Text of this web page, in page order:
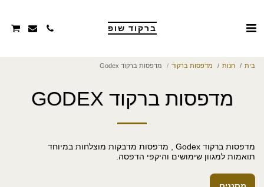
ברקוד שופ
בית חנות מדפסות ברקוד מדפסות ברקוד Godex
מדפסות ברקוד GODEX
תואמות למגוון שימושים והיקפי הדפסה.